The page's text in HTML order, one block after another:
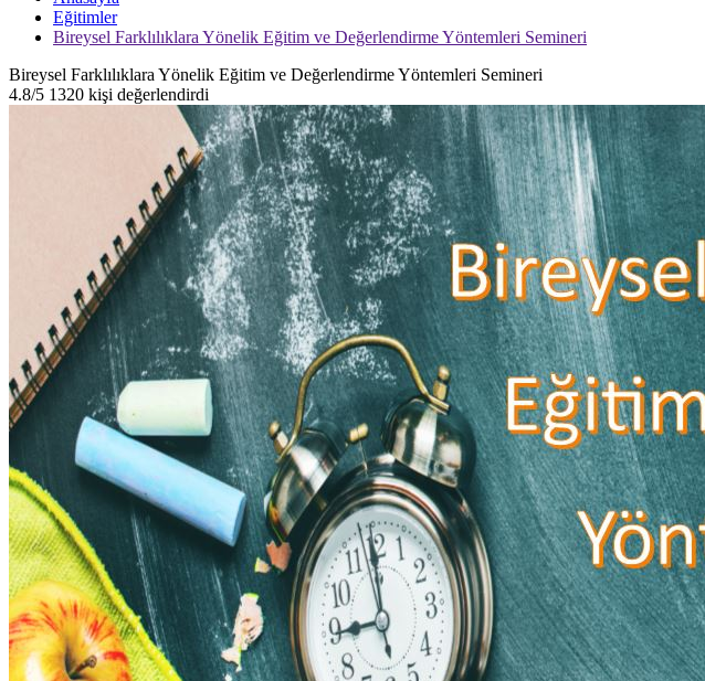
Eğitimler
Bireysel Farklılıklara Yönelik Eğitim ve Değerlendirme Yöntemleri Semineri
Bireysel Farklılıklara Yönelik Eğitim ve Değerlendirme Yöntemleri Semineri
4.8/5 1320 kişi değerlendirdi